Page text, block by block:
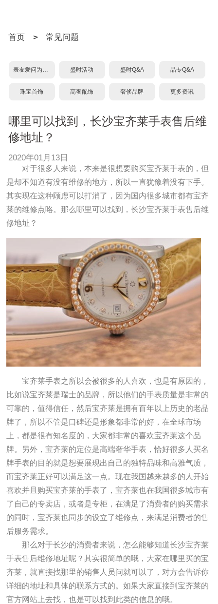
首页 > 常见问题
表友爱问为什么？ 盛时活动 盛时Q&A 品专Q&A
珠宝首饰 高奢配饰 奢侈品牌 更多资讯
哪里可以找到，长沙宝齐莱手表售后维
修地址？
2020年01月13日
对于很多人来说，本来是很想要购买宝齐莱手表的，但
是却不知道有没有维修的地方，所以一直犹豫着没有下手。
其实现在这种顾虑可以打消了，因为国内很多城市都有宝齐
莱的维修点咯。那么哪里可以找到，长沙宝齐莱手表售后维
修地址？
宝齐莱手表之所以会被很多的人喜欢，也是有原因的，
比如说宝齐莱是瑞士的品牌，所以他们的手表质量是非常的
可靠的，值得信任，然后宝齐莱是拥有百年以上历史的老品
牌了，所以不管是口碑还是形象都非常的好，在全球市场
上，都是很有知名度的，大家都非常的喜欢宝齐莱这个品
牌。另外，宝齐莱的定位是高端奢华手表，恰好很多人买名
牌手表的目的就是想要展现出自己的独特品味和高雅气质，
而宝齐莱正好可以满足这一点。现在我国越来越多的人开始
喜欢并且购买宝齐莱的手表了，宝齐莱也在我国很多城市有
了自己的专卖店，或者是专柜，在满足了消费者的购买需求
的同时，宝齐莱也同步的设立了维修点，来满足消费者的售
后服务需求。
那么对于长沙的消费者来说，怎么能够知道长沙宝齐莱
手表售后维修地址呢？其实很简单的哦，大家在哪里买的宝
齐莱，就直接找那里的销售人员问就可以了，对方会告诉你
详细的地址和具体的联系方式的。如果大家直接到宝齐莱的
官方网站上去找，也是可以找到此类的信息的哦。